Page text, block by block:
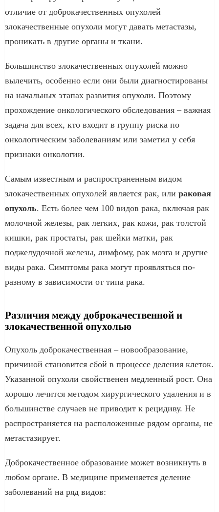
отличие от доброкачественных опухолей
злокачественные опухоли могут давать метастазы,
проникать в другие органы и ткани.
Большинство злокачественных опухолей можно
вылечить, особенно если они были диагностированы
на начальных этапах развития опухоли. Поэтому
прохождение онкологического обследования – важная
задача для всех, кто входит в группу риска по
онкологическим заболеваниям или заметил у себя
признаки онкологии.
Самым известным и распространенным видом
злокачественных опухолей является рак, или раковая
опухоль. Есть более чем 100 видов рака, включая рак
молочной железы, рак легких, рак кожи, рак толстой
кишки, рак простаты, рак шейки матки, рак
поджелудочной железы, лимфому, рак мозга и другие
виды рака. Симптомы рака могут проявляться по-
разному в зависимости от типа рака.
Различия между доброкачественной и
злокачественной опухолью
Опухоль доброкачественная – новообразование,
причиной становится сбой в процессе деления клеток.
Указанной опухоли свойственен медленный рост. Она
хорошо лечится методом хирургического удаления и в
большинстве случаев не приводит к рецидиву. Не
распространяется на расположенные рядом органы, не
метастазирует.
Доброкачественное образование может возникнуть в
любом органе. В медицине применяется деление
заболеваний на ряд видов: